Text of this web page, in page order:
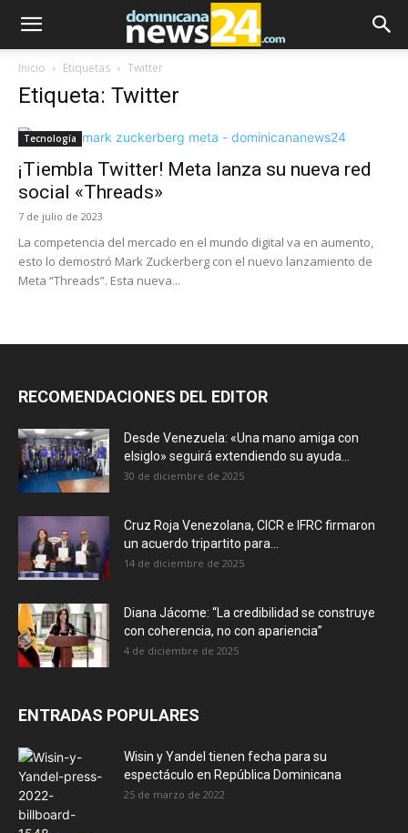
Inicio Etiquetas Twitter
Etiqueta: Twitter
Tecnología
¡Tiembla Twitter! Meta lanza su nueva red
social «Threads»
7 de julio de 2023
La competencia del mercado en el mundo digital va en aumento,
esto lo demostró Mark Zuckerberg con el nuevo lanzamiento de
Meta “Threads”. Esta nueva...
RECOMENDACIONES DEL EDITOR
Desde Venezuela: «Una mano amiga con
elsiglo» seguirá extendiendo su ayuda...
30 de diciembre de 2025
Cruz Roja Venezolana, CICR e IFRC firmaron
un acuerdo tripartito para...
14 de diciembre de 2025
Diana Jácome: “La credibilidad se construye
con coherencia, no con apariencia”
4 de diciembre de 2025
ENTRADAS POPULARES
Wisin y Yandel tienen fecha para su
espectáculo en República Dominicana
25 de marzo de 2022